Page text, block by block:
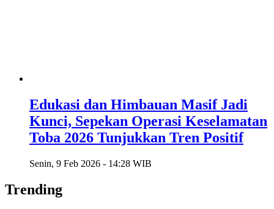
Edukasi dan Himbauan Masif Jadi
Kunci, Sepekan Operasi Keselamatan
Toba 2026 Tunjukkan Tren Positif
Senin, 9 Feb 2026 - 14:28 WIB
Trending